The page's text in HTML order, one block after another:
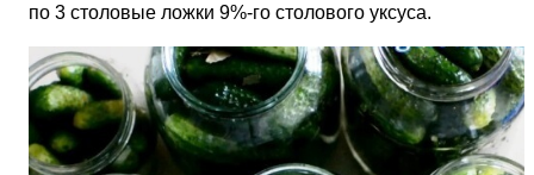
по 3 столовые ложки 9%-го столового уксуса.